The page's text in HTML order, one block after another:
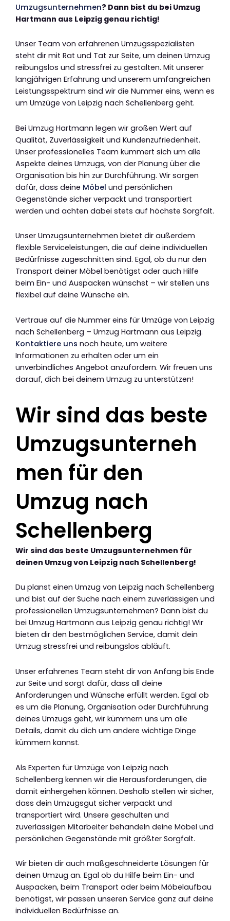
Umzugsunternehmen? Dann bist du bei Umzug
Hartmann aus Leipzig genau richtig!
Unser Team von erfahrenen Umzugsspezialisten
steht dir mit Rat und Tat zur Seite, um deinen Umzug
reibungslos und stressfrei zu gestalten. Mit unserer
langjährigen Erfahrung und unserem umfangreichen
Leistungsspektrum sind wir die Nummer eins, wenn es
um Umzüge von Leipzig nach Schellenberg geht.
Bei Umzug Hartmann legen wir großen Wert auf
Qualität, Zuverlässigkeit und Kundenzufriedenheit.
Unser professionelles Team kümmert sich um alle
Aspekte deines Umzugs, von der Planung über die
Organisation bis hin zur Durchführung. Wir sorgen
dafür, dass deine Möbel und persönlichen
Gegenstände sicher verpackt und transportiert
werden und achten dabei stets auf höchste Sorgfalt.
Unser Umzugsunternehmen bietet dir außerdem
flexible Serviceleistungen, die auf deine individuellen
Bedürfnisse zugeschnitten sind. Egal, ob du nur den
Transport deiner Möbel benötigst oder auch Hilfe
beim Ein- und Auspacken wünschst – wir stellen uns
flexibel auf deine Wünsche ein.
Vertraue auf die Nummer eins für Umzüge von Leipzig
nach Schellenberg – Umzug Hartmann aus Leipzig.
Kontaktiere uns noch heute, um weitere
Informationen zu erhalten oder um ein
unverbindliches Angebot anzufordern. Wir freuen uns
darauf, dich bei deinem Umzug zu unterstützen!
Wir sind das beste
Umzugsunterneh
men für den
Umzug nach
Schellenberg
Wir sind das beste Umzugsunternehmen für
deinen Umzug von Leipzig nach Schellenberg!
Du planst einen Umzug von Leipzig nach Schellenberg
und bist auf der Suche nach einem zuverlässigen und
professionellen Umzugsunternehmen? Dann bist du
bei Umzug Hartmann aus Leipzig genau richtig! Wir
bieten dir den bestmöglichen Service, damit dein
Umzug stressfrei und reibungslos abläuft.
Unser erfahrenes Team steht dir von Anfang bis Ende
zur Seite und sorgt dafür, dass all deine
Anforderungen und Wünsche erfüllt werden. Egal ob
es um die Planung, Organisation oder Durchführung
deines Umzugs geht, wir kümmern uns um alle
Details, damit du dich um andere wichtige Dinge
kümmern kannst.
Als Experten für Umzüge von Leipzig nach
Schellenberg kennen wir die Herausforderungen, die
damit einhergehen können. Deshalb stellen wir sicher,
dass dein Umzugsgut sicher verpackt und
transportiert wird. Unsere geschulten und
zuverlässigen Mitarbeiter behandeln deine Möbel und
persönlichen Gegenstände mit größter Sorgfalt.
Wir bieten dir auch maßgeschneiderte Lösungen für
deinen Umzug an. Egal ob du Hilfe beim Ein- und
Auspacken, beim Transport oder beim Möbelaufbau
benötigst, wir passen unseren Service ganz auf deine
individuellen Bedürfnisse an.